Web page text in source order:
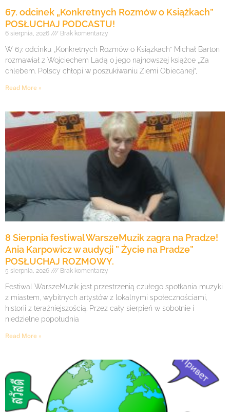
67. odcinek „Konkretnych Rozmów o Książkach”
POSŁUCHAJ PODCASTU!
6 sierpnia, 2026 Brak komentarzy
W 67. odcinku „Konkretnych Rozmów o Książkach” Michał Barton
rozmawiał z Wojciechem Ladą o jego najnowszej książce „Za
chlebem. Polscy chłopi w poszukiwaniu Ziemi Obiecanej”,
Read More »
8 Sierpnia festiwal WarszeMuzik zagra na Pradze!
Ania Karpowicz w audycji ” Życie na Pradze”
POSŁUCHAJ ROZMOWY.
5 sierpnia, 2026 Brak komentarzy
Festiwal WarszeMuzik jest przestrzenią czułego spotkania muzyki
z miastem, wybitnych artystów z lokalnymi społecznościami,
historii z teraźniejszością. Przez cały sierpień w sobotnie i
niedzielne popołudnia
Read More »